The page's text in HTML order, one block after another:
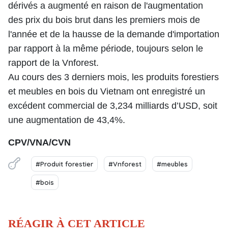
dérivés a augmenté en raison de l'augmentation
des prix du bois brut dans les premiers mois de
l'année et de la hausse de la demande d'importation
par rapport à la même période, toujours selon le
rapport de la Vnforest.
Au cours des 3 derniers mois, les produits forestiers
et meubles en bois du Vietnam ont enregistré un
excédent commercial de 3,234 milliards d’USD, soit
une augmentation de 43,4%.
CPV/VNA/CVN
#Produit forestier #Vnforest #meubles
#bois